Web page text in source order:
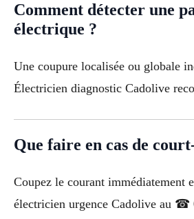
Comment détecter une
électrique ?
Une coupure localisée ou globale
Électricien diagnostic Cadolive
Que faire en cas de
Coupez le courant immédiatement
électricien urgence Cadolive au ☎